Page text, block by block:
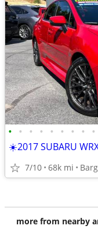
• • • • • • • • •
7/10 68k mi
more from nearby